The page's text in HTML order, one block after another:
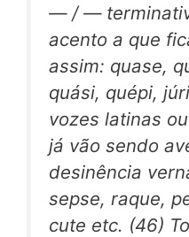
— / —
acento a que
assim: quase,
quási, quépi,
vozes latinas
já vão sendo
desinência
sepse, raque,
cute etc. (46)